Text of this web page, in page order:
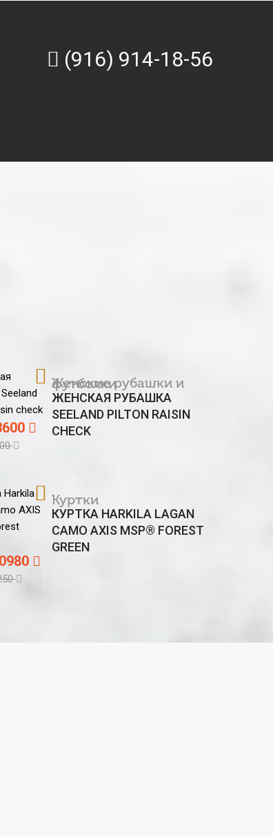
(916) 914-18-56
Женские рубашки и футболки
ЖЕНСКАЯ РУБАШКА
SEELAND PILTON RAISIN
CHECK
Куртки
КУРТКА HARKILA LAGAN
CAMO AXIS MSP® FOREST
GREEN